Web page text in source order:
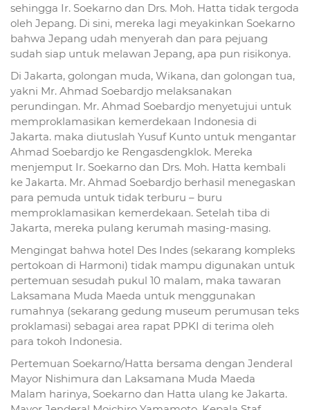
sehingga Ir. Soekarno dan Drs. Moh. Hatta tidak tergoda
oleh Jepang. Di sini, mereka lagi meyakinkan Soekarno
bahwa Jepang udah menyerah dan para pejuang
sudah siap untuk melawan Jepang, apa pun risikonya.
Di Jakarta, golongan muda, Wikana, dan golongan tua,
yakni Mr. Ahmad Soebardjo melaksanakan
perundingan. Mr. Ahmad Soebardjo menyetujui untuk
memproklamasikan kemerdekaan Indonesia di
Jakarta. maka diutuslah Yusuf Kunto untuk mengantar
Ahmad Soebardjo ke Rengasdengklok. Mereka
menjemput Ir. Soekarno dan Drs. Moh. Hatta kembali
ke Jakarta. Mr. Ahmad Soebardjo berhasil menegaskan
para pemuda untuk tidak terburu – buru
memproklamasikan kemerdekaan. Setelah tiba di
Jakarta, mereka pulang kerumah masing-masing.
Mengingat bahwa hotel Des Indes (sekarang kompleks
pertokoan di Harmoni) tidak mampu digunakan untuk
pertemuan sesudah pukul 10 malam, maka tawaran
Laksamana Muda Maeda untuk menggunakan
rumahnya (sekarang gedung museum perumusan teks
proklamasi) sebagai area rapat PPKI di terima oleh
para tokoh Indonesia.
Pertemuan Soekarno/Hatta bersama dengan Jenderal
Mayor Nishimura dan Laksamana Muda Maeda
Malam harinya, Soekarno dan Hatta ulang ke Jakarta.